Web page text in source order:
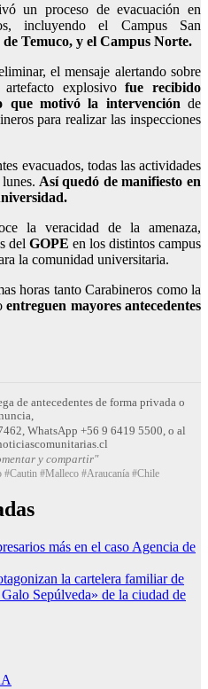
un proceso de evacuación en
incluyendo el Campus San
Temuco, y el Campus Norte.
el mensaje alertando sobre
artefacto explosivofue recibido
que motivó la intervención de
para realizar las inspecciones
evacuados, todas las actividades
Así quedó de manifiesto en
la veracidad de la amenaza,
del GOPE en los distintos campus
la comunidad universitaria.
horas tanto Carabineros como la
entreguen mayores antecedentes
de antecedentes de forma privada o
WhatsApp +56 9 6419 5500, o al
y compartir"
#Cautin #Malleco #Araucanía #Chile
más en el caso Agencia de
la cartelera familiar de
Sepúlveda» de la ciudad de